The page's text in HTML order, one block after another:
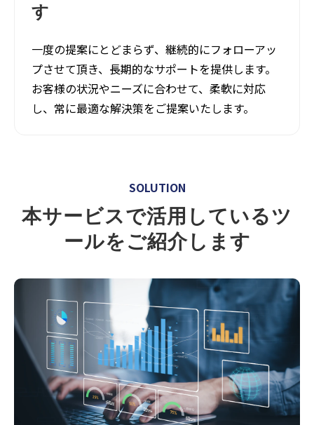
す
一度の提案にとどまらず、継続的にフォローアッ
プさせて頂き、長期的なサポートを提供します。
お客様の状況やニーズに合わせて、柔軟に対応
し、常に最適な解決策をご提案いたします。
SOLUTION
本サービスで活用しているツ
ールをご紹介します